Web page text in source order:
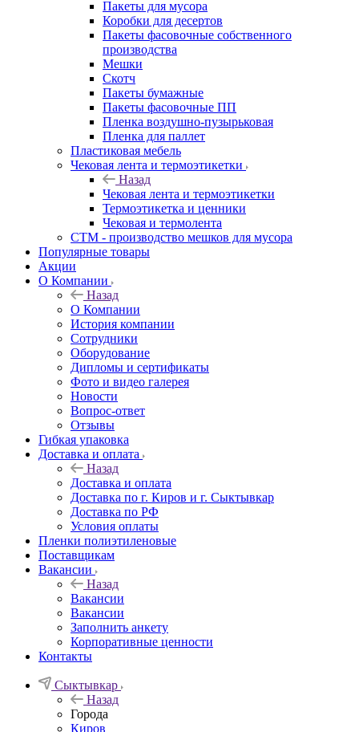
Пакеты для мусора
Коробки для десертов
Пакеты фасовочные собственного
производства
Мешки
Скотч
Пакеты бумажные
Пакеты фасовочные ПП
Пленка воздушно-пузырьковая
Пленка для паллет
Пластиковая мебель
Чековая лента и термоэтикетки
Назад
Чековая лента и термоэтикетки
Термоэтикетка и ценники
Чековая и термолента
СТМ - производство мешков для мусора
Популярные товары
Акции
О Компании
Назад
О Компании
История компании
Сотрудники
Оборудование
Дипломы и сертификаты
Фото и видео галерея
Новости
Вопрос-ответ
Отзывы
Гибкая упаковка
Доставка и оплата
Назад
Доставка и оплата
Доставка по г. Киров и г. Сыктывкар
Доставка по РФ
Условия оплаты
Пленки полиэтиленовые
Поставщикам
Вакансии
Назад
Вакансии
Вакансии
Заполнить анкету
Корпоративные ценности
Контакты
Сыктывкар
Назад
Города
Киров